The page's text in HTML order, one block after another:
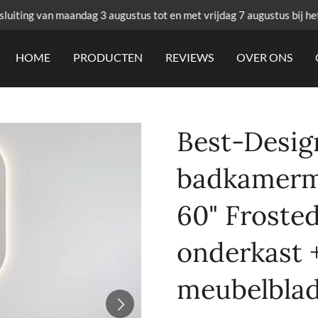
van maandag 3 augustus tot en met vrijdag 7 augustus bij
HOME PRODUCTEN REVIEWS OVER ONS
Best-
60"
onderkast